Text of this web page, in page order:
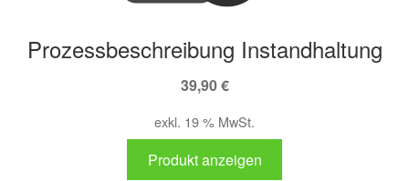
Prozessbeschreibung Instandhaltung
39,90€
exkl. 19 % MwSt.
Produkt anzeigen